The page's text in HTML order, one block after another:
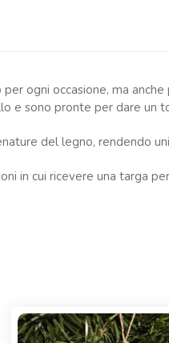
ogni occasione, ma
e sono pronte per dare un
del legno, rendendo
in cui ricevere una targa